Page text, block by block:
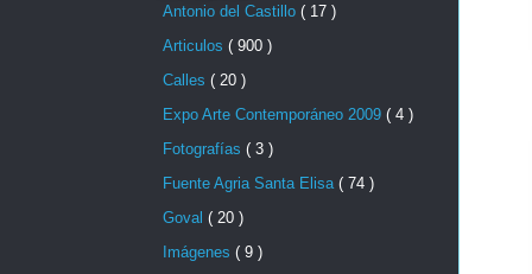
Antonio del Castillo ( 17 )
Articulos ( 900 )
Calles ( 20 )
Expo Arte Contemporáneo 2009 ( 4 )
Fotografías ( 3 )
Fuente Agria Santa Elisa ( 74 )
Goval ( 20 )
Imágenes ( 9 )